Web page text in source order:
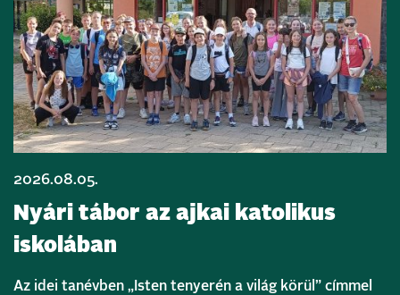
2026.08.05.
Nyári tábor az ajkai katolikus
iskolában
Az idei tanévben „Isten tenyerén a világ körül” címmel